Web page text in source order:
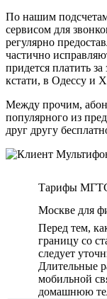
По нашим
сервисом для
регулярно
частично
придется платить
кстати, в Одессу и
Между прочим,
популярного из
друг другу
Тарифы МГТС
Москве для
Перед тем,
границу со
следует
Длительные
мобильной
домашнюю